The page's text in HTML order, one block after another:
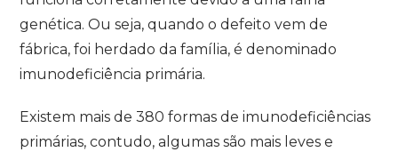
genética. Ou seja, quando o defeito vem de
fábrica, foi herdado da família, é denominado
imunodeficiência primária.
Existem mais de 380 formas de imunodeficiências
primárias, contudo, algumas são mais leves e